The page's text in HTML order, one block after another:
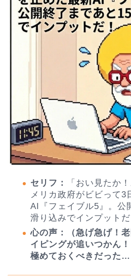
セリフ：
「おい見たか
メリカ政府がビビって3
AI『フェイブル5』。公
滑り込みでインプットだ
心の声：（急げ急げ！
イピングが追いつかん
極めておくべきだった…